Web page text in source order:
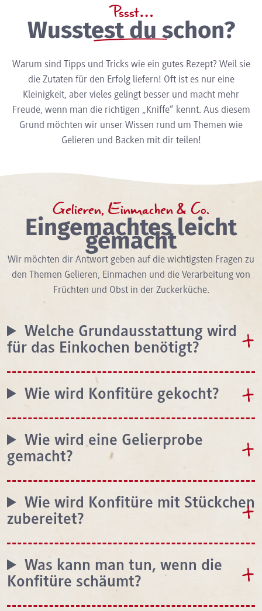
Pssst…
Wusstest du schon?
Warum sind Tipps und Tricks wie ein gutes Rezept? Weil sie
die Zutaten für den Erfolg liefern! Oft ist es nur eine
Kleinigkeit, aber vieles gelingt besser und macht mehr
Freude, wenn man die richtigen „Kniffe“ kennt. Aus diesem
Grund möchten wir unser Wissen rund um Themen wie
Gelieren und Backen mit dir teilen!
Gelieren, Einmachen & Co.
Eingemachtes leicht
gemacht
Wir möchten dir Antwort geben auf die wichtigsten Fragen zu
den Themen Gelieren, Einmachen und die Verarbeitung von
Früchten und Obst in der Zuckerküche.
Welche Grundausstattung wird
für das Einkochen benötigt?
Wie wird Konfitüre gekocht?
Wie wird eine Gelierprobe
gemacht?
Wie wird Konfitüre mit Stückchen
zubereitet?
Was kann man tun, wenn die
Konfitüre schäumt?